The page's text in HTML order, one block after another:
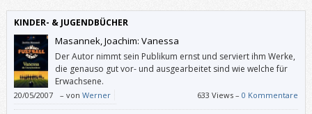
KINDER- & JUGENDBÜCHER
Masannek, Joachim: Vanessa
Der Autor nimmt sein Publikum ernst und serviert ihm Werke,
die genauso gut vor- und ausgearbeitet sind wie welche für
Erwachsene.
20/05/2007 – von Werner 633 Views –0 Kommentare